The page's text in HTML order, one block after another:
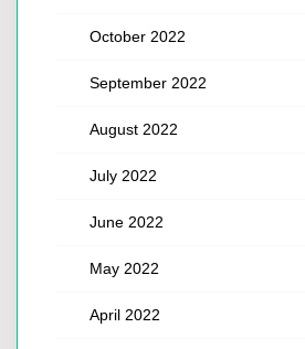
October 2022
September 2022
August 2022
July 2022
June 2022
May 2022
April 2022